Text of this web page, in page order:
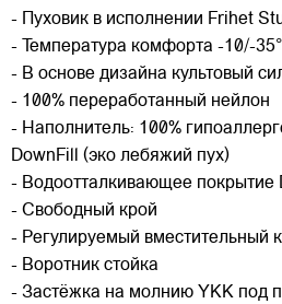
- Пуховик в исполнении Frihet
- Температура комфорта -10/-
- В основе дизайна культовый
- 100% переработанный нейлон
- Наполнитель: 100%
DownFill (эко лебяжий пух)
- Водоотталкивающее покрытие
- Свободный крой
- Регулируемый вместительный
- Воротник стойка
- Застёжка на молнию YKK под